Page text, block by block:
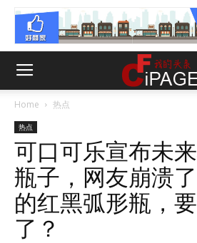
Home 热点
热点
可口可乐宣布未
瓶子，网友崩溃
的红黑弧形瓶，
了？